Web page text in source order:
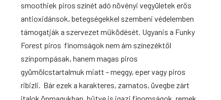
smoothiek piros színét adó növényi vegyületek erős
antioxidánsok, betegségekkel szembeni védelemben
támogatják a szervezet működését. Ugyanis a Funky
Forest piros finomságok nem ám színezéktől
színpompásak, hanem magas piros
gyümölcstartalmuk miatt – meggy, eper vagy piros
ribizli. Bár ezek a karakteres, zamatos, üvegbe zárt